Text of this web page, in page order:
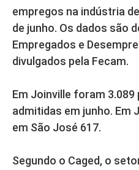
empregos na indústria
de junho. Os dados são
Empregados e
divulgados pela Fecam.
Em Joinville foram
admitidas em junho. Em
em São José 617.
Segundo o Caged, o